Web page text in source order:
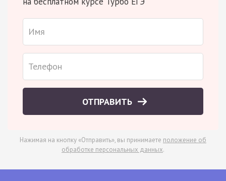
ОТПРАВИТЬ
Нажимая на кнопку «Отправить», вы принимаете положение об
обработке персональных данных.